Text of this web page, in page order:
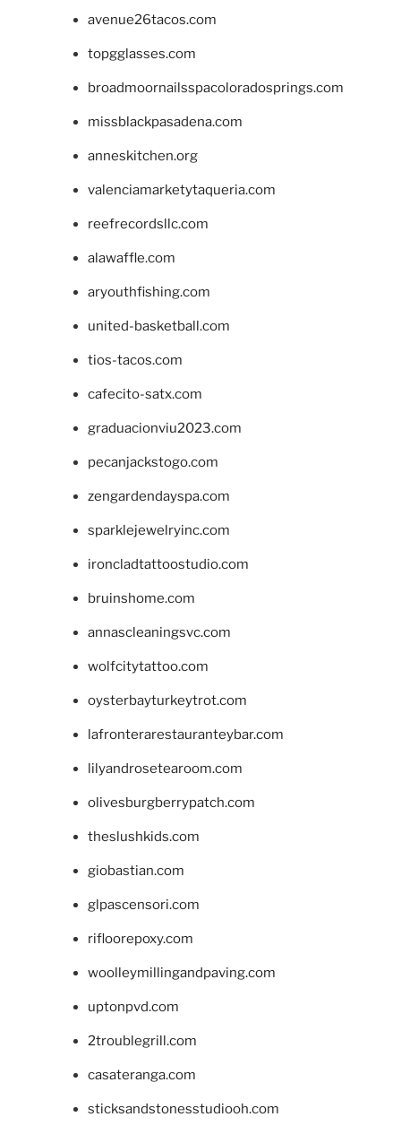
avenue26tacos.com
topgglasses.com
broadmoornailsspacoloradosprings.com
missblackpasadena.com
anneskitchen.org
valenciamarketytaqueria.com
reefrecordsllc.com
alawaffle.com
aryouthfishing.com
united-basketball.com
tios-tacos.com
cafecito-satx.com
graduacionviu2023.com
pecanjackstogo.com
zengardendayspa.com
sparklejewelryinc.com
ironcladtattoostudio.com
bruinshome.com
annascleaningsvc.com
wolfcitytattoo.com
oysterbayturkeytrot.com
lafronterarestauranteybar.com
lilyandrosetearoom.com
olivesburgberrypatch.com
theslushkids.com
giobastian.com
glpascensori.com
rifloorepoxy.com
woolleymillingandpaving.com
uptonpvd.com
2troublegrill.com
casateranga.com
sticksandstonesstudiooh.com